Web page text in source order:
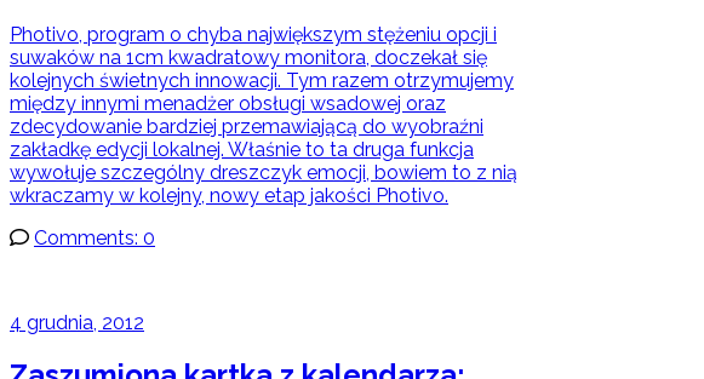
Photivo, program o chyba największym stężeniu opcji i
suwaków na 1cm kwadratowy monitora, doczekał się
kolejnych świetnych innowacji. Tym razem otrzymujemy
między innymi menadżer obsługi wsadowej oraz
zdecydowanie bardziej przemawiającą do wyobraźni
zakładkę edycji lokalnej. Właśnie to ta druga funkcja
wywołuje szczególny dreszczyk emocji, bowiem to z nią
wkraczamy w kolejny, nowy etap jakości Photivo.
Comments: 0
4 grudnia, 2012